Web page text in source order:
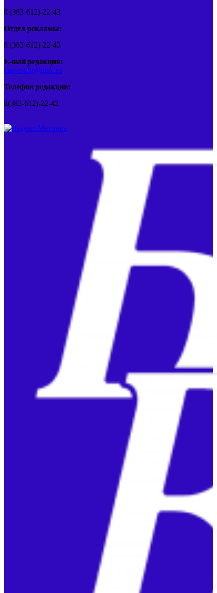
8 (383-612)-22-43
Отдел рекламы:
8 (383-612)-22-43
E-mail редакции:
barvest20@mail.ru
Телефон редакции:
8(383-612)-22-43